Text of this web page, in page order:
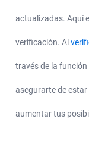
actualizadas. Aquí
verificación. Al
través de la
asegurarte de
aumentar tus